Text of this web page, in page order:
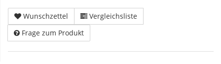
Wunschzettel
Vergleichsliste
Frage zum Produkt